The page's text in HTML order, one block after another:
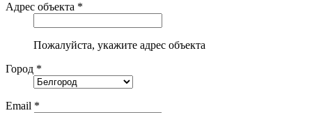
Адрес объекта *
Пожалуйста, укажите адрес объекта
Город *
Email *